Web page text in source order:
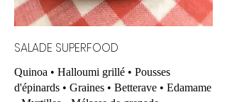
SALADE SUPERFOOD
Quinoa • Halloumi grillé • Pousses
d'épinards • Graines • Betterave • Edamame